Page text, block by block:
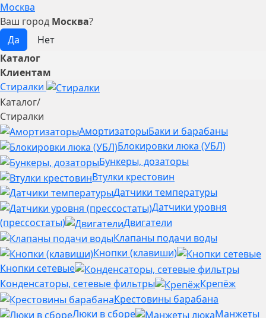
Москва
Ваш город Москва?
Каталог
Клиентам
Стиралки
Каталог/
Стиралки
АмортизаторыБаки и барабаны
Блокировки люка (УБЛ)
Бункеры, дозаторы
Втулки крестовин
Датчики температуры
Датчики уровня
(прессостаты)
Двигатели
Клапаны подачи воды
Кнопки (клавиши)
Кнопки сетевые
Конденсаторы, сетевые фильтры
Крепёж
Крестовины барабана
Люки в сборе
Манжеты